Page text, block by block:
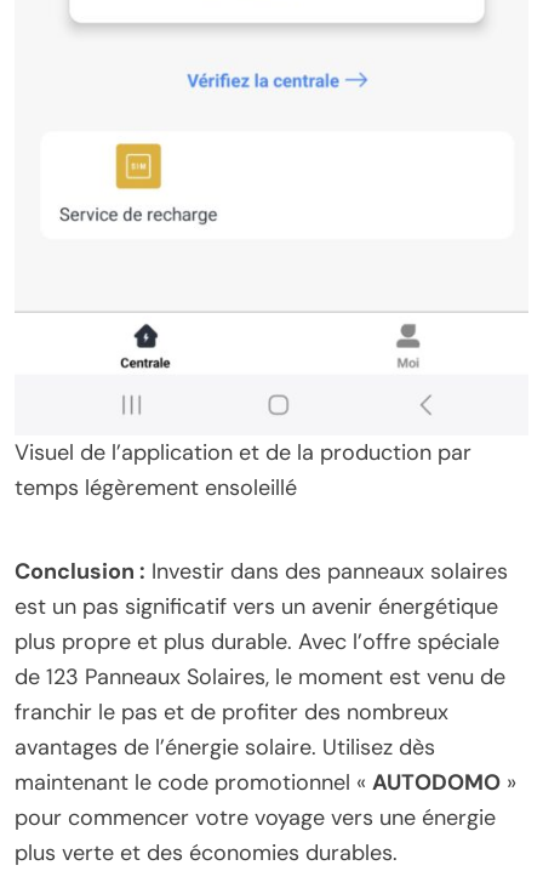
Visuel de l’application et de la production par
temps légèrement ensoleillé
Conclusion : Investir dans des panneaux solaires
est un pas significatif vers un avenir énergétique
plus propre et plus durable. Avec l’offre spéciale
de 123 Panneaux Solaires, le moment est venu de
franchir le pas et de profiter des nombreux
avantages de l’énergie solaire. Utilisez dès
maintenant le code promotionnel « AUTODOMO »
pour commencer votre voyage vers une énergie
plus verte et des économies durables.